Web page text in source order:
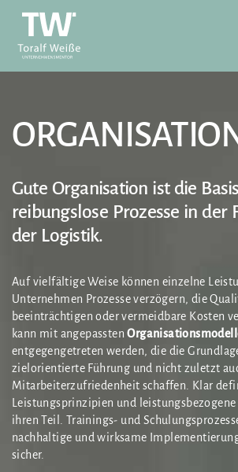
Gute Organisation ist die
reibungslose Prozesse in der
der Logistik.
Auf vielfältige Weise können einzelne
Unternehmen Prozesse verzögern, die
beeinträchtigen oder vermeidbare Kosten
kann mit angepassten
entgegengetreten werden, die die
zielorientierte Führung und nicht zuletzt
Mitarbeiterzufriedenheit schaffen. Klar
Leistungsprinzipien und
ihren Teil. Trainings- und
nachhaltige und wirksame
sicher.